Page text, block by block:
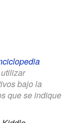
bajo la
que se indique